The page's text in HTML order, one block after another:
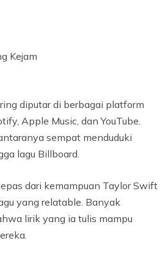
Kejam
diputar di berbagai platform
Apple Music, dan YouTube.
sempat menduduki
lagu Billboard.
dari kemampuan Taylor Swift
yang relatable. Banyak
lirik yang ia tulis mampu